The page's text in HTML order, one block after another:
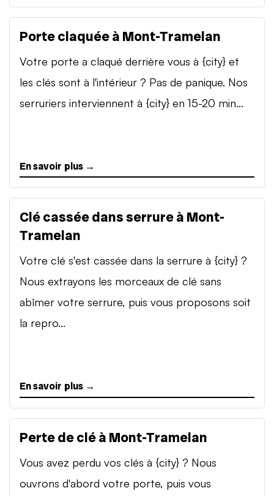
Porte claquée à Mont-Tramelan
Votre porte a claqué derrière vous à {city} et
les clés sont à l'intérieur ? Pas de panique. Nos
serruriers interviennent à {city} en 15-20 min...
En savoir plus →
Clé cassée dans serrure à Mont-
Tramelan
Votre clé s'est cassée dans la serrure à {city} ?
Nous extrayons les morceaux de clé sans
abîmer votre serrure, puis vous proposons soit
la repro...
En savoir plus →
Perte de clé à Mont-Tramelan
Vous avez perdu vos clés à {city} ? Nous
ouvrons d'abord votre porte, puis vous